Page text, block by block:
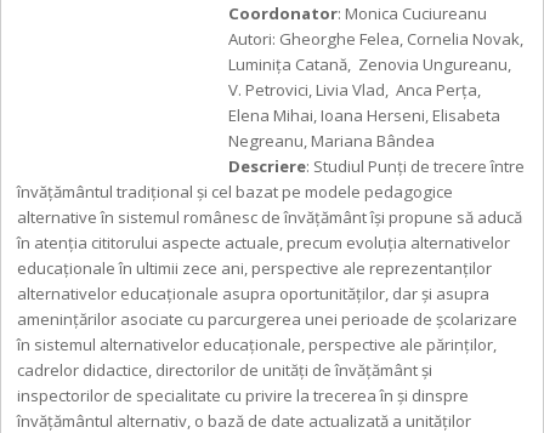
Coordonator: Monica Cuciureanu
Autori: Gheorghe Felea, Cornelia Novak,
Luminiţa Catană, Zenovia Ungureanu,
V. Petrovici, Livia Vlad, Anca Perţa,
Elena Mihai, Ioana Herseni, Elisabeta
Negreanu, Mariana Bândea
Descriere: Studiul Punţi de trecere între
învăţământul tradiţional şi cel bazat pe modele pedagogice
alternative în sistemul românesc de învăţământ îşi propune să aducă
în atenţia cititorului aspecte actuale, precum evoluţia alternativelor
educaţionale în ultimii zece ani, perspective ale reprezentanţilor
alternativelor educaţionale asupra oportunităţilor, dar şi asupra
ameninţărilor asociate cu parcurgerea unei perioade de şcolarizare
în sistemul alternativelor educaţionale, perspective ale părinţilor,
cadrelor didactice, directorilor de unităţi de învățământ şi
inspectorilor de specialitate cu privire la trecerea în şi dinspre
învăţământul alternativ, o bază de date actualizată a unităţilor